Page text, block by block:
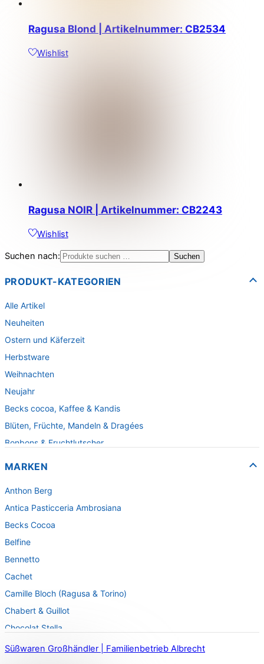
Ragusa Blond | Artikelnummer: CB2534
Wishlist
Ragusa NOIR | Artikelnummer: CB2243
Wishlist
Suchen nach: Suchen
PRODUKT-KATEGORIEN
Alle Artikel
Neuheiten
Ostern und Käferzeit
Herbstware
Weihnachten
Neujahr
Becks cocoa, Kaffee & Kandis
Blüten, Früchte, Mandeln & Dragées
Bonbons & Fruchtlutscher
Fudge & Karamell
Gebäck & Waffeln
Herzen und Kleinigkeiten
Kartoffelchips
Lakritzspezialitäten
Pralinen & Spezialitäten für die Theke
Pralinenpackungen
Schokobrüche
Schokoladenlutscher
Schokoladenriegel
MARKEN
Anthon Berg
Antica Pasticceria Ambrosiana
Becks Cocoa
Belfine
Bennetto
Cachet
Camille Bloch (Ragusa & Torino)
Chabert & Guillot
Chocolat Stella
Doti
Süßwaren Großhändler | Familienbetrieb Albrecht